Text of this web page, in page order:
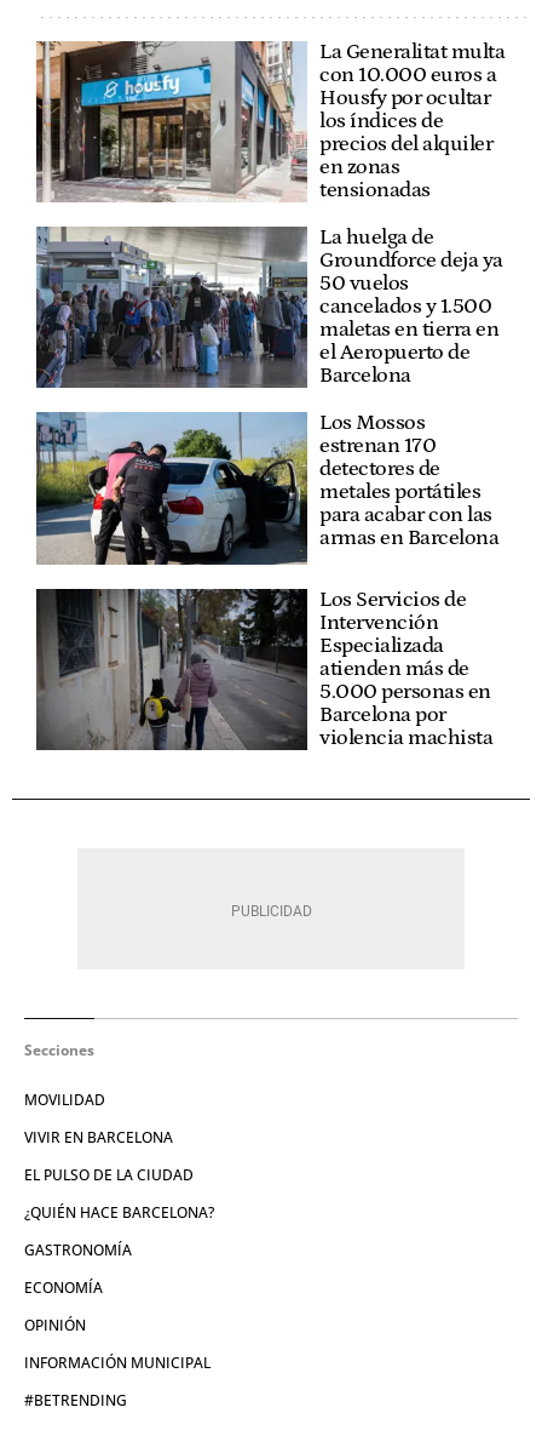
La Generalitat multa
con 10.000 euros a
Housfy por ocultar
los índices de
precios del alquiler
en zonas
tensionadas
La huelga de
Groundforce deja ya
50 vuelos
cancelados y 1.500
maletas en tierra en
el Aeropuerto de
Barcelona
Los Mossos
estrenan 170
detectores de
metales portátiles
para acabar con las
armas en Barcelona
Los Servicios de
Intervención
Especializada
atienden más de
5.000 personas en
Barcelona por
violencia machista
Secciones
MOVILIDAD
VIVIR EN BARCELONA
EL PULSO DE LA CIUDAD
¿QUIÉN HACE BARCELONA?
GASTRONOMÍA
ECONOMÍA
OPINIÓN
INFORMACIÓN MUNICIPAL
#BETRENDING